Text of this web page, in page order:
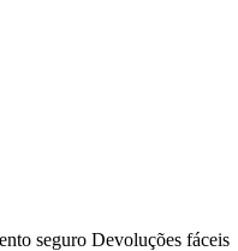
seguro Devoluções fáceis